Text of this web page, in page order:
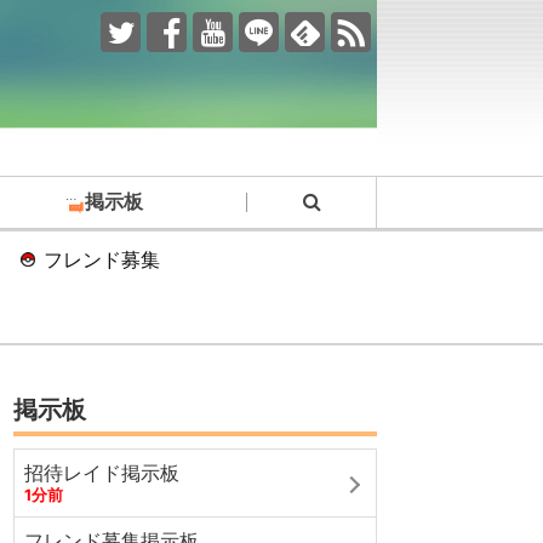
掲示板
フレンド募集
掲示板
招待レイド掲示板
1分前